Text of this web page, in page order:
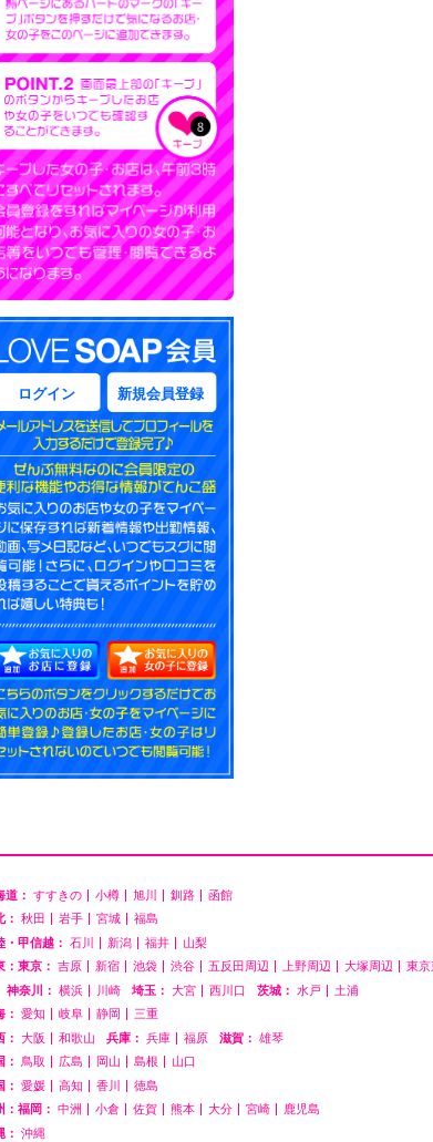
ログイン 新規会員登録
道： すすきの 小樽 旭川 釧路
函館
： 秋田 岩手 宮城
福島
・甲信越： 石川 新潟 福井
山梨
：東京： 吉原 新宿 池袋 渋谷 五反田周辺 上野周辺 大塚周辺 東京
神奈川： 横浜 川崎 埼玉： 大宮 西川口 茨城： 水戸
土浦
： 愛知 岐阜 静岡
三重
： 大阪 和歌山 兵庫： 兵庫 福原 滋賀： 雄琴
：
鳥取 広島 岡山 島根
山口
： 愛媛 高知 香川
徳島
：福岡： 中洲 小倉 佐賀 熊本 大分 宮崎
鹿児島
： 沖縄